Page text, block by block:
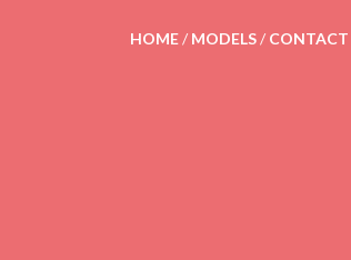
HOME/ MODELS/ CONTACT